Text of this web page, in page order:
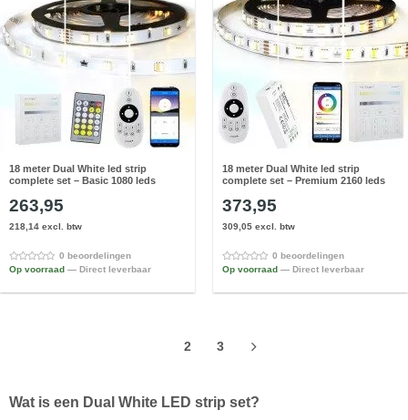
18 meter Dual White led strip
complete set – Basic 1080 leds
263,95
218,14 excl. btw
0 beoordelingen
Op voorraad — Direct leverbaar
18 meter Dual White led strip
complete set – Premium 2160 leds
373,95
309,05 excl. btw
0 beoordelingen
Op voorraad — Direct leverbaar
2 3
Wat is een Dual White LED strip set?